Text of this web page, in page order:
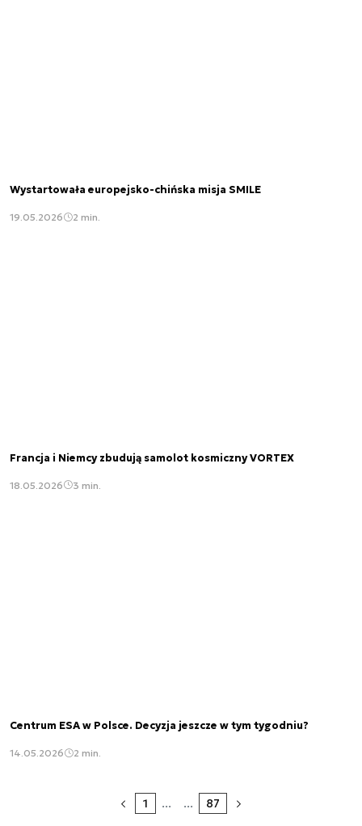
Wystartowała europejsko-chińska misja SMILE
19.05.2026 2 min.
Francja i Niemcy zbudują samolot kosmiczny VORTEX
18.05.2026 3 min.
Centrum ESA w Polsce. Decyzja jeszcze w tym tygodniu?
14.05.2026 2 min.
1 ... ... 87